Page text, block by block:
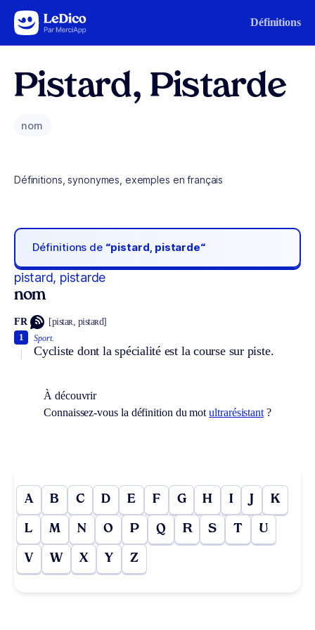
Aller au contenu Définitions
Pistard, Pistarde
nom
Définitions, synonymes, exemples en français
Définitions de “pistard, pistarde“
pistard, pistarde
nom
FR [pistaʀ, pistaʀd]
Sport.
Cycliste dont la spécialité est la course sur piste.
1
À découvrir
Connaissez-vous la définition du motultrarésistant ?
A B C D E F G H I J K
L M N O P Q R S T U
V W X Y Z